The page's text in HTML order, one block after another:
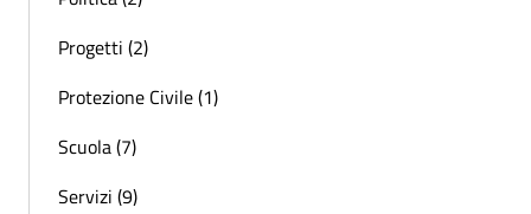
Progetti (2)
Protezione Civile (1)
Scuola (7)
Servizi (9)